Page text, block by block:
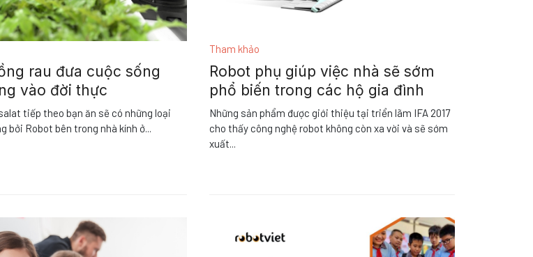
rau đưa cuộc sống
vào đời thực
tiếp theo bạn ăn sẽ có những loại
bởi Robot bên trong nhà kính ở
Tham khảo
Robot phụ giúp việc nhà sẽ sớm
phổ biến trong các hộ gia đình
Những sản phẩm được giới thiệu tại triển lãm IFA 2017
cho thấy công nghệ robot không còn xa vời và sẽ sớm
xuất